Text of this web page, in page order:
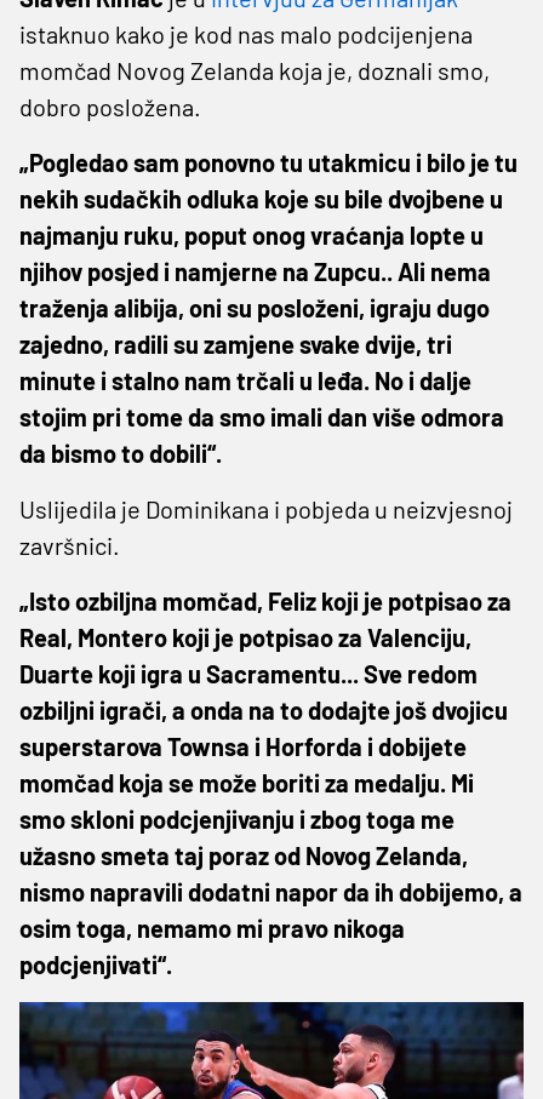
istaknuo kako je kod nas malo podcijenjena
momčad Novog Zelanda koja je, doznali smo,
dobro posložena.
„Pogledao sam ponovno tu utakmicu i bilo je tu
nekih sudačkih odluka koje su bile dvojbene u
najmanju ruku, poput onog vraćanja lopte u
njihov posjed i namjerne na Zupcu.. Ali nema
traženja alibija, oni su posloženi, igraju dugo
zajedno, radili su zamjene svake dvije, tri
minute i stalno nam trčali u leđa. No i dalje
stojim pri tome da smo imali dan više odmora
da bismo to dobili“.
Uslijedila je Dominikana i pobjeda u neizvjesnoj
završnici.
„Isto ozbiljna momčad, Feliz koji je potpisao za
Real, Montero koji je potpisao za Valenciju,
Duarte koji igra u Sacramentu... Sve redom
ozbiljni igrači, a onda na to dodajte još dvojicu
superstarova Townsa i Horforda i dobijete
momčad koja se može boriti za medalju. Mi
smo skloni podcjenjivanju i zbog toga me
užasno smeta taj poraz od Novog Zelanda,
nismo napravili dodatni napor da ih dobijemo, a
osim toga, nemamo mi pravo nikoga
podcjenjivati“.